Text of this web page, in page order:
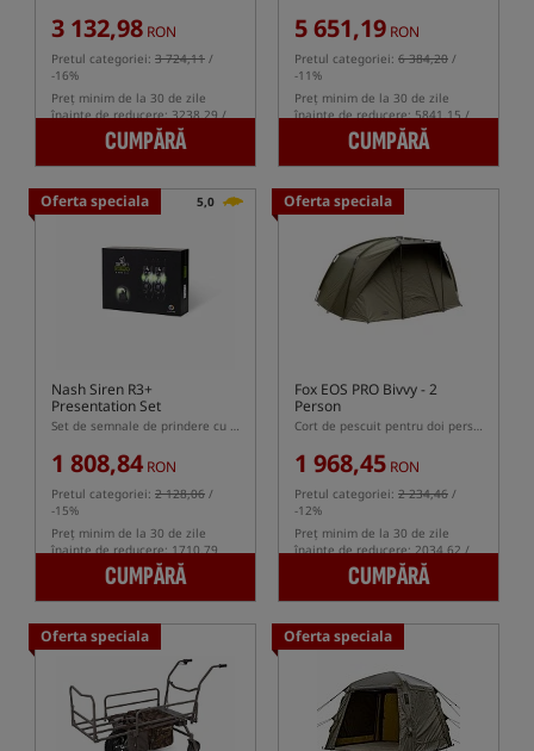
3 132,98 RON
Pretul categoriei: 3 724,11 /
-16%
Preț minim de la 30 de zile
înainte de reducere: 3238.29 /
CUMPĂRĂ
5 651,19 RON
Pretul categoriei: 6 384,20 /
-11%
Preț minim de la 30 de zile
înainte de reducere: 5841.15 /
CUMPĂRĂ
Oferta speciala 5,0
Nash Siren R3+
Presentation Set
Set de semnale de prindere cu centrala Siren R3+
1 808,84 RON
Pretul categoriei: 2 128,06 /
-15%
Preț minim de la 30 de zile
înainte de reducere: 1710.79
CUMPĂRĂ
Oferta speciala
Fox EOS PRO Bivvy - 2
Person
Cort de pescuit pentru doi persoane
1 968,45 RON
Pretul categoriei: 2 234,46 /
-12%
Preț minim de la 30 de zile
înainte de reducere: 2034.62 /
CUMPĂRĂ
Oferta speciala Oferta speciala